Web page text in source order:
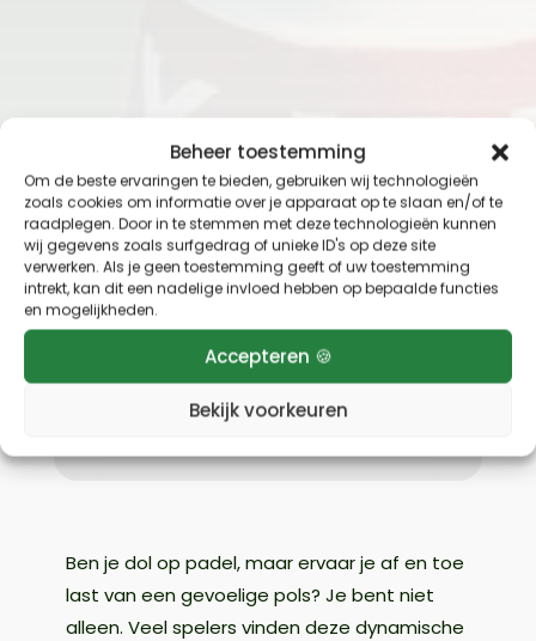
Beheer toestemming
Om de beste ervaringen te bieden, gebruiken wij technologieën
zoals cookies om informatie over je apparaat op te slaan en/of te
raadplegen. Door in te stemmen met deze technologieën kunnen
wij gegevens zoals surfgedrag of unieke ID's op deze site
verwerken. Als je geen toestemming geeft of uw toestemming
intrekt, kan dit een nadelige invloed hebben op bepaalde functies
en mogelijkheden.
Accepteren 🍪
Bekijk voorkeuren
Home»padelrackets»Het beste padel
racket voor gevoelige polsen
Het beste padel racket voor
gevoelige polsen
Ben je dol op padel, maar ervaar je af en toe
last van een gevoelige pols? Je bent niet
alleen. Veel spelers vinden deze dynamische